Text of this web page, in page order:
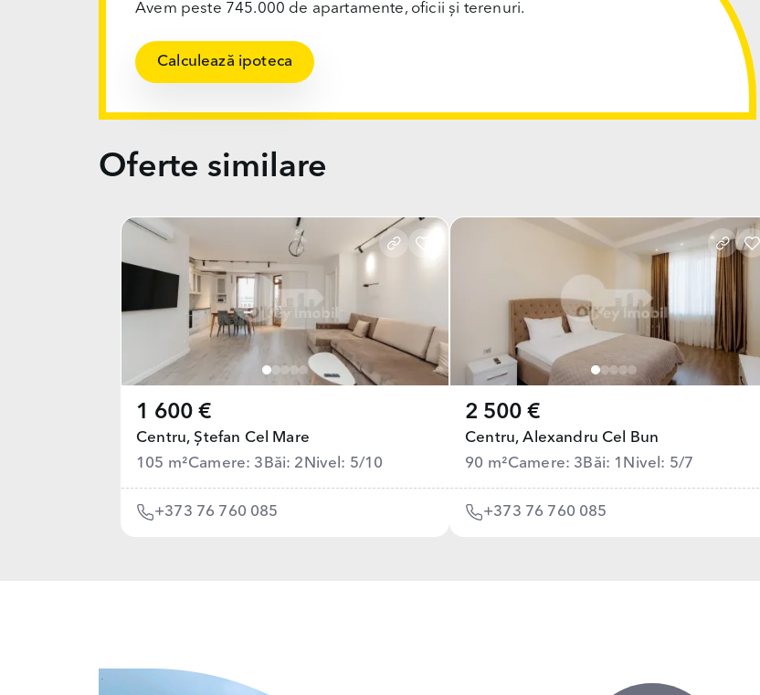
Avem peste 745.000 de apartamente, oficii și terenuri.
Calculează ipoteca
Oferte similare
1 600 €
Centru, Ștefan Cel Mare
105 m²Camere: 3 Băi: 2 Nivel: 5/10
+373 76 760 085
2 500 €
Centru, Alexandru Cel Bun
90 m²Camere: 3 Băi: 1 Nivel: 5/7
+373 76 760 085